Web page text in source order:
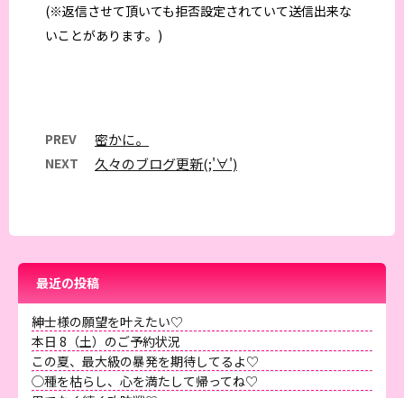
(※返信させて頂いても拒否設定されていて送信出来な
いことがあります。)
PREV 密かに。
NEXT 久々のブログ更新(;'∀')
最近の投稿
紳士様の願望を叶えたい♡
本日 8（土）のご予約状況
この夏、最大級の暴発を期待してるよ♡
◯種を枯らし、心を満たして帰ってね♡